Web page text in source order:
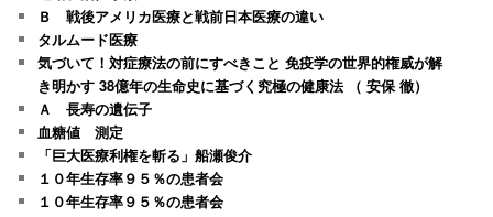
Ｂ 戦後アメリカ医療と戦前日本医療の違い
タルムード医療
気づいて！対症療法の前にすべきこと 免疫学の世界的権威が解
き明かす 38億年の生命史に基づく究極の健康法 （ 安保 徹）
Ａ 長寿の遺伝子
血糖値 測定
「巨大医療利権を斬る」船瀬俊介
１０年生存率９５％の患者会
１０年生存率９５％の患者会